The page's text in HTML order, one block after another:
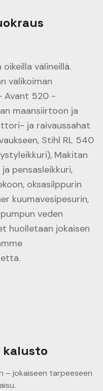
välineillä.
valikoiman
Avant 520 -
maansiirtoon ja
ja raivaussahat
Stihl RL 540
Makitan
pensasleikkuri,
oksasilppurin
kuumavesipesurin,
veden
huolletaan jokaisen
kalusto
– jokaiseen tarpeeseen